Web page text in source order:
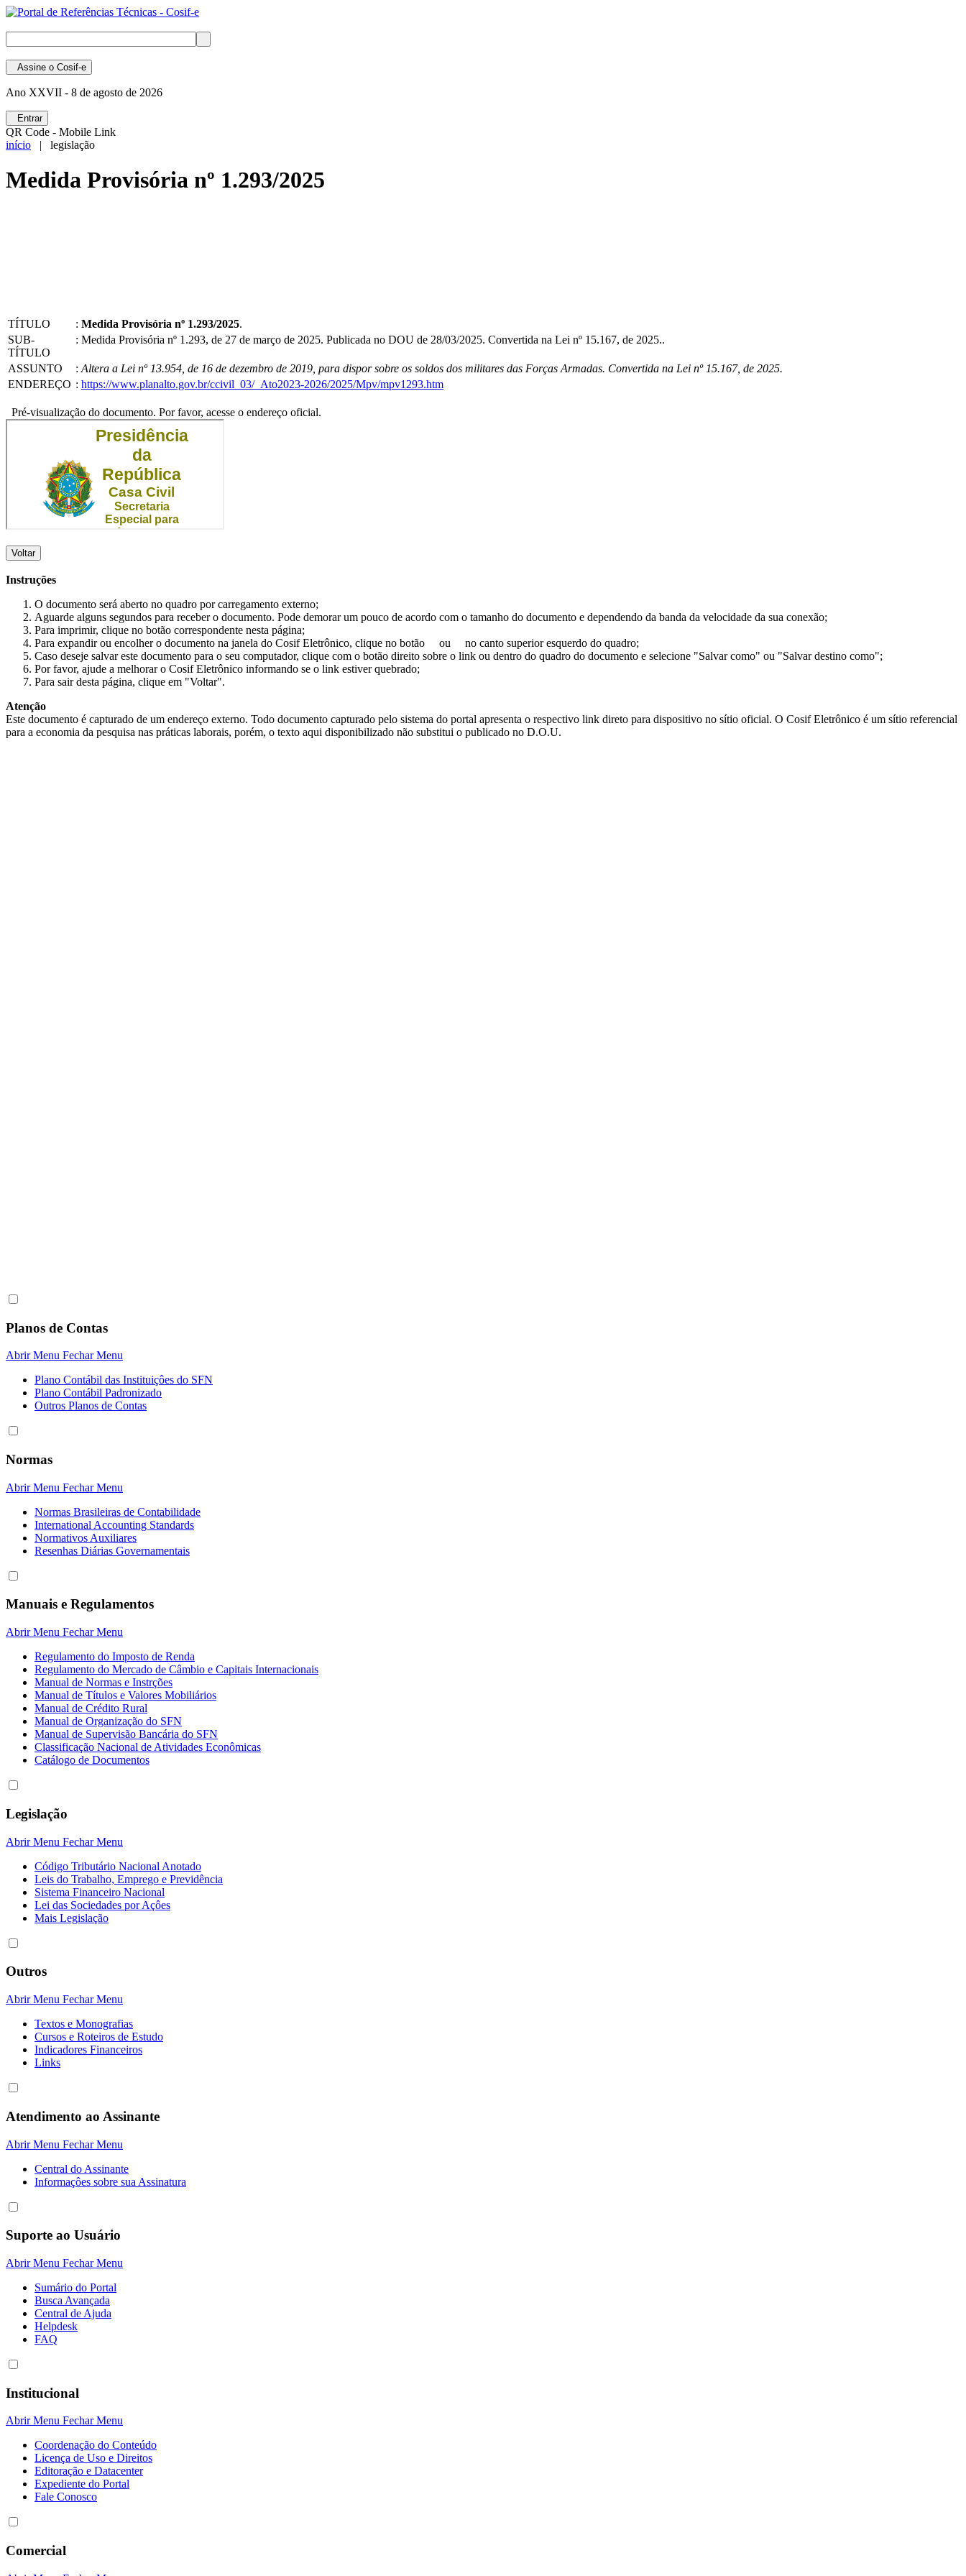
Assine o Cosif-e
Ano XXVII - 8 de agosto de 2026
Entrar
QR Code - Mobile Link
início | legislação
Medida Provisória nº 1.293/2025
TÍTULO : Medida Provisória nº 1.293/2025.
SUB-
TÍTULO
: Medida Provisória nº 1.293, de 27 de março de 2025. Publicada no DOU de 28/03/2025. Convertida na Lei nº 15.167, de 2025..
ASSUNTO : Altera a Lei nº 13.954, de 16 de dezembro de 2019, para dispor sobre os soldos dos militares das Forças Armadas. Convertida na Lei nº 15.167, de 2025.
ENDEREÇO : https://www.planalto.gov.br/ccivil_03/_Ato2023-2026/2025/Mpv/mpv1293.htm
Pré-visualização do documento. Por favor, acesse o endereço oficial.
Voltar
Instruções
O documento será aberto no quadro por carregamento externo;
Aguarde alguns segundos para receber o documento. Pode demorar um pouco de acordo com o tamanho do documento e dependendo da banda da velocidade da sua conexão;
Para imprimir, clique no botão correspondente nesta página;
Para expandir ou encolher o documento na janela do Cosif Eletrônico, clique no botão
ou
no canto superior esquerdo do quadro;
Caso deseje salvar este documento para o seu computador, clique com o botão direito sobre o link ou dentro do quadro do documento e selecione "Salvar como" ou "Salvar destino como";
Por favor, ajude a melhorar o Cosif Eletrônico informando se o link estiver quebrado;
Para sair desta página, clique em "Voltar".
Atenção
Este documento é capturado de um endereço externo. Todo documento capturado pelo sistema do portal apresenta o respectivo link direto para dispositivo no sítio oficial. O Cosif Eletrônico é um sítio referencial
para a economia da pesquisa nas práticas laborais, porém, o texto aqui disponibilizado não substitui o publicado no D.O.U.
Planos de Contas
Abrir Menu Fechar Menu
Plano Contábil das Instituiçôes do SFN
Plano Contábil Padronizado
Outros Planos de Contas
Normas
Abrir Menu Fechar Menu
Normas Brasileiras de Contabilidade
International Accounting Standards
Normativos Auxiliares
Resenhas Diárias Governamentais
Manuais e Regulamentos
Abrir Menu Fechar Menu
Regulamento do Imposto de Renda
Regulamento do Mercado de Câmbio e Capitais Internacionais
Manual de Normas e Instrções
Manual de Títulos e Valores Mobiliários
Manual de Crédito Rural
Manual de Organização do SFN
Manual de Supervisão Bancária do SFN
Classificação Nacional de Atividades Econômicas
Catálogo de Documentos
Legislação
Abrir Menu Fechar Menu
Código Tributário Nacional Anotado
Leis do Trabalho, Emprego e Previdência
Sistema Financeiro Nacional
Lei das Sociedades por Açôes
Mais Legislação
Outros
Abrir Menu Fechar Menu
Textos e Monografias
Cursos e Roteiros de Estudo
Indicadores Financeiros
Links
Atendimento ao Assinante
Abrir Menu Fechar Menu
Central do Assinante
Informaçôes sobre sua Assinatura
Suporte ao Usuário
Abrir Menu Fechar Menu
Sumário do Portal
Busca Avançada
Central de Ajuda
Helpdesk
FAQ
Institucional
Abrir Menu Fechar Menu
Coordenação do Conteúdo
Licença de Uso e Direitos
Editoração e Datacenter
Expediente do Portal
Fale Conosco
Comercial